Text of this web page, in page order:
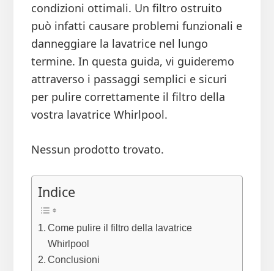
condizioni ottimali. Un filtro ostruito
può infatti causare problemi funzionali e
danneggiare la lavatrice nel lungo
termine. In questa guida, vi guideremo
attraverso i passaggi semplici e sicuri
per pulire correttamente il filtro della
vostra lavatrice Whirlpool.
Nessun prodotto trovato.
Indice
Come pulire il filtro della lavatrice
Whirlpool
Conclusioni